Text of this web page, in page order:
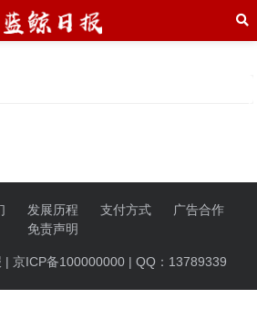
发展历程 支付方式
广告合作
免责声明
| 京ICP备100000000 | QQ：13789339